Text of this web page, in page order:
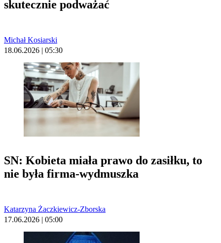
skutecznie podważać
Michał Kosiarski
18.06.2026 | 05:30
SN: Kobieta miała prawo do zasiłku, to
nie była firma-wydmuszka
Katarzyna Żaczkiewicz-Zborska
17.06.2026 | 05:00